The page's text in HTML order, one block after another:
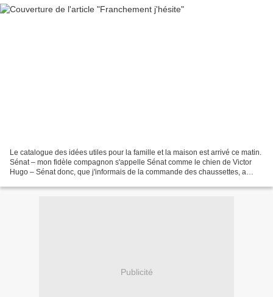
Le catalogue des idées utiles pour la famille et la maison est arrivé ce matin.
Sénat – mon fidèle compagnon s'appelle Sénat comme le chien de Victor
Hugo – Sénat donc, que j'informais de la commande des chaussettes, a
Publicité